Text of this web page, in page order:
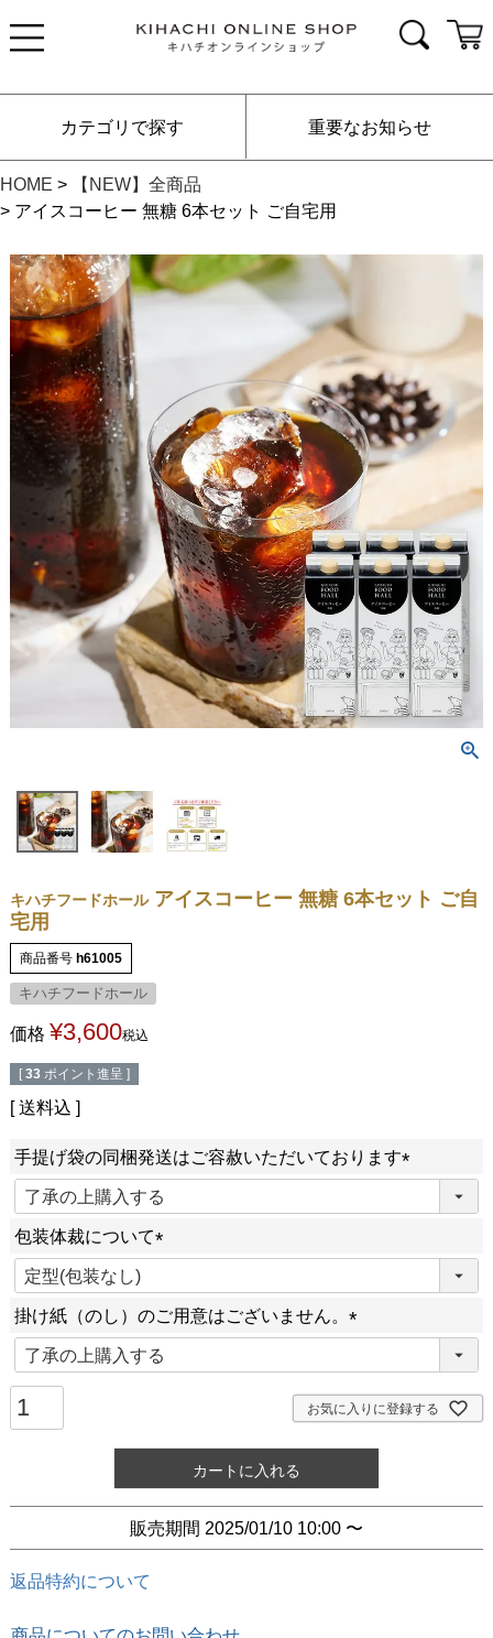
カテゴリで探す 重要なお知らせ
HOME
【NEW】全商品
アイスコーヒー 無糖 6本セット ご自宅用
キハチフードホール アイスコーヒー 無糖 6本セット ご自
宅用
商品番号 h61005
キハチフードホール
価格 ¥3,600税込
[ 33 ポイント進呈 ]
送料込
手提げ袋の同梱発送はご容赦いただいております
必
包装体裁について
必
須
)
掛け紙（のし）のご用意はございません。
必
須
)
お気に入りに登録する
カートに入れる
販売期間 2025/01/10 10:00 〜
返品特約について